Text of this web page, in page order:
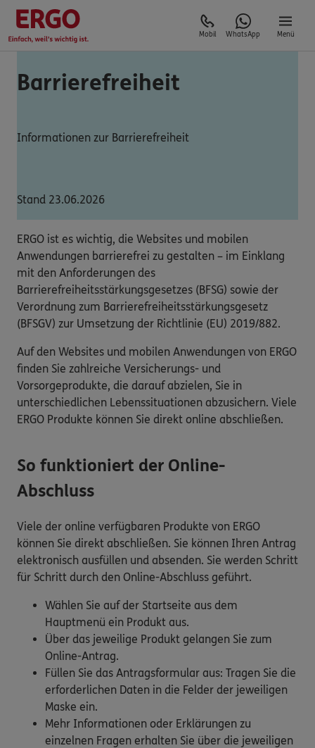
Mobil WhatsApp Menü
Barrierefreiheit
Informationen zur Barrierefreiheit
Stand 23.06.2026
ERGO ist es wichtig, die Websites und mobilen
Anwendungen barrierefrei zu gestalten – im Einklang
mit den Anforderungen des
Barrierefreiheitsstärkungsgesetzes (BFSG) sowie der
Verordnung zum Barrierefreiheitsstärkungsgesetz
(BFSGV) zur Umsetzung der Richtlinie (EU) 2019/882.
Auf den Websites und mobilen Anwendungen von ERGO
finden Sie zahlreiche Versicherungs- und
Vorsorgeprodukte, die darauf abzielen, Sie in
unterschiedlichen Lebenssituationen abzusichern. Viele
ERGO Produkte können Sie direkt online abschließen.
So funktioniert der Online-
Abschluss
Viele der online verfügbaren Produkte von ERGO
können Sie direkt abschließen. Sie können Ihren Antrag
elektronisch ausfüllen und absenden. Sie werden Schritt
für Schritt durch den Online-Abschluss geführt.
Wählen Sie auf der Startseite aus dem
Hauptmenü ein Produkt aus.
Über das jeweilige Produkt gelangen Sie zum
Online-Antrag.
Füllen Sie das Antragsformular aus: Tragen Sie die
erforderlichen Daten in die Felder der jeweiligen
Maske ein.
Mehr Informationen oder Erklärungen zu
einzelnen Fragen erhalten Sie über die jeweiligen